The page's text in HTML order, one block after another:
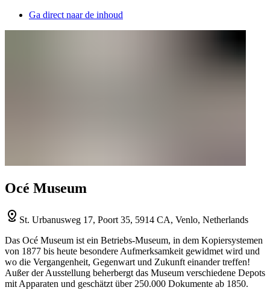
Ga direct naar de inhoud
Océ Museum
St. Urbanusweg 17, Poort 35, 5914 CA, Venlo, Netherlands
Das Océ Museum ist ein Betriebs-Museum, in dem Kopiersystemen
von 1877 bis heute besondere Aufmerksamkeit gewidmet wird und
wo die Vergangenheit, Gegenwart und Zukunft einander treffen!
Außer der Ausstellung beherbergt das Museum verschiedene Depots
mit Apparaten und geschätzt über 250.000 Dokumente ab 1850.